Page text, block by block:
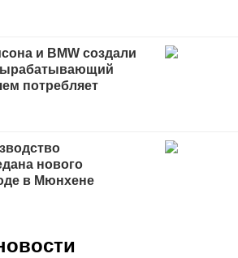
и BMW создали
потребляет
нового
в Мюнхене